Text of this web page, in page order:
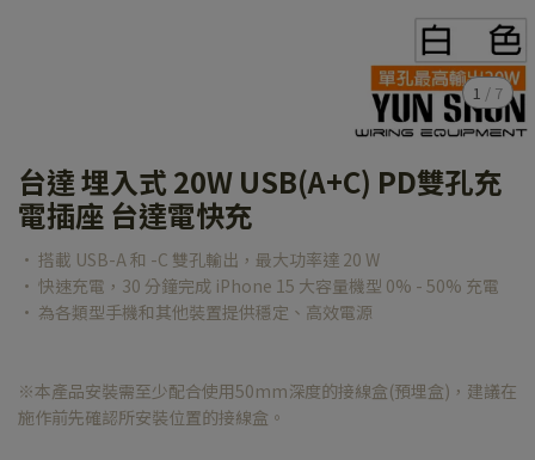
1 / 7
台達 埋入式 20W USB(A+C) PD雙孔充
電插座 台達電快充
• 搭載 USB-A 和 -C 雙孔輸出，最大功率達 20 W
• 快速充電，30 分鐘完成 iPhone 15 大容量機型 0% - 50% 充電
• 為各類型手機和其他裝置提供穩定、高效電源
※本產品安裝需至少配合使用50mm深度的接線盒(預埋盒)，建議在
施作前先確認所安裝位置的接線盒。